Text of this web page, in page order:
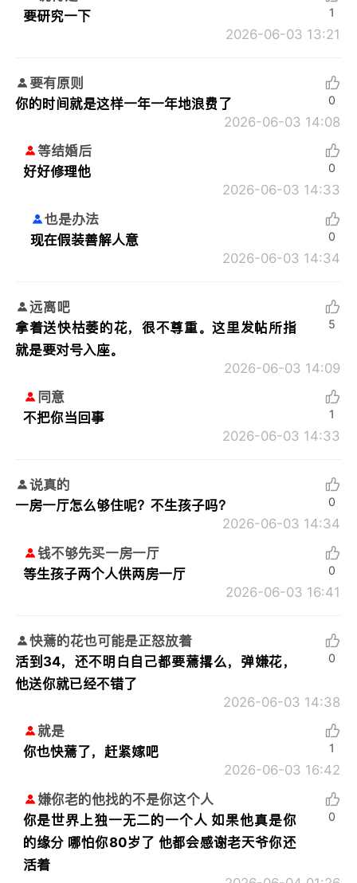
要研究一下
2026-06-03 13:21
1
要有原则
你的时间就是这样一年一年地浪费了
2026-06-03 14:08
0
等结婚后
好好修理他
2026-06-03 14:33
0
也是办法
现在假装善解人意
2026-06-03 14:34
0
远离吧
拿着送快枯萎的花，很不尊重。这里发帖所指
就是要对号入座。
2026-06-03 14:09
5
同意
不把你当回事
2026-06-03 14:33
1
说真的
一房一厅怎么够住呢？不生孩子吗？
2026-06-03 14:34
0
钱不够先买一房一厅
等生孩子两个人供两房一厅
2026-06-03 16:41
0
快蔫的花也可能是正怒放着
活到34，还不明白自己都要蔫撂么，弹嫌花，
他送你就已经不错了
2026-06-03 14:38
0
就是
你也快蔫了，赶紧嫁吧
2026-06-03 16:42
1
嫌你老的他找的不是你这个人
你是世界上独一无二的一个人 如果他真是你
的缘分 哪怕你80岁了 他都会感谢老天爷你还
活着
0